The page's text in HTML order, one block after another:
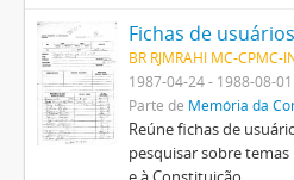
BR RJMRAHI MC-CPMC-
1987-04-24 - 1988-08-01
Parte de Memória da
Reúne fichas de
pesquisar sobre